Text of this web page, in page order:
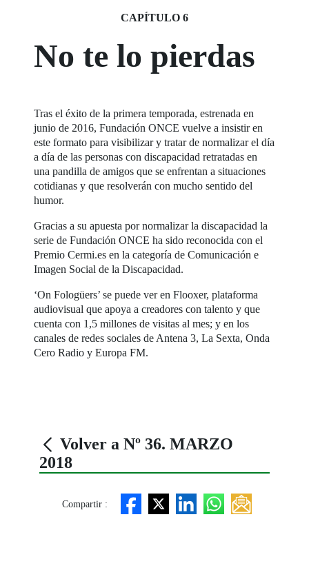
CAPÍTULO 6
No te lo pierdas
Tras el éxito de la primera temporada, estrenada en
junio de 2016, Fundación ONCE vuelve a insistir en
este formato para visibilizar y tratar de normalizar el día
a día de las personas con discapacidad retratadas en
una pandilla de amigos que se enfrentan a situaciones
cotidianas y que resolverán con mucho sentido del
humor.
Gracias a su apuesta por normalizar la discapacidad la
serie de Fundación ONCE ha sido reconocida con el
Premio Cermi.es en la categoría de Comunicación e
Imagen Social de la Discapacidad.
‘On Fologüers’ se puede ver en Flooxer, plataforma
audiovisual que apoya a creadores con talento y que
cuenta con 1,5 millones de visitas al mes; y en los
canales de redes sociales de Antena 3, La Sexta, Onda
Cero Radio y Europa FM.
Volver a Nº 36. MARZO
2018
Compartir :